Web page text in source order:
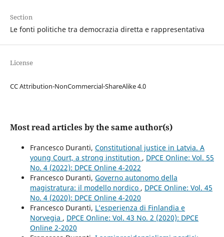
Section
Le fonti politiche tra democrazia diretta e rappresentativa
License
CC Attribution-NonCommercial-ShareAlike 4.0
Most read articles by the same author(s)
Francesco Duranti, Constitutional justice in Latvia. A
young Court, a strong institution , DPCE Online: Vol. 55
No. 4 (2022): DPCE Online 4-2022
Francesco Duranti, Governo autonomo della
magistratura: il modello nordico , DPCE Online: Vol. 45
No. 4 (2020): DPCE Online 4-2020
Francesco Duranti, L’esperienza di Finlandia e
Norvegia , DPCE Online: Vol. 43 No. 2 (2020): DPCE
Online 2-2020